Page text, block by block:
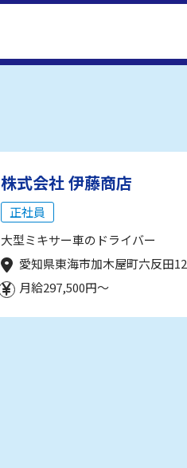
株式会社 伊藤商店
正社員
大型ミキサー車のドライバー
愛知県東海市加木屋町六反田12
月給297,500円～